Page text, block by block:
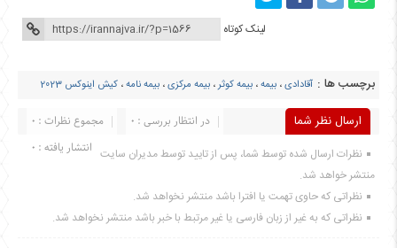
لینک کوتاه
برچسب ها : آقادادی، بیمه، بیمه کوثر، بیمه مرکزی، بیمه نامه، کیش اینوکس 2023
ارسال نظر شما مجموع نظرات : 0
در انتظار بررسی : 0
انتشار یافته : 0 نظرات ارسال شده توسط شما، پس از تایید توسط مدیران سایت
منتشر خواهد شد.
نظراتی که حاوی تهمت یا افترا باشد منتشر نخواهد شد.
نظراتی که به غیر از زبان فارسی یا غیر مرتبط با خبر باشد منتشر نخواهد شد.